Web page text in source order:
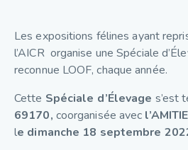
Les expositions félines ayant
l’AICR organise une Spéciale
reconnue LOOF, chaque année.
Cette Spéciale d’Élevage s’est
69170, coorganisée avec
le dimanche 18 septembre